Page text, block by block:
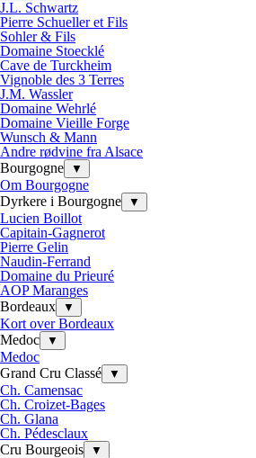
J.L. Schwartz
Pierre Schueller et Fils
Sohler & Fils
Domaine Stoecklé
Cave de Turckheim
Vignoble des 3 Terres
J.M. Wassler
Domaine Wehrlé
Domaine Vieille Forge
Wunsch & Mann
Andre rødvine fra Alsace
Bourgogne
▼
Om Bourgogne
Dyrkere i Bourgogne
▼
Lucien Boillot
Capitain-Gagnerot
Pierre Gelin
Naudin-Ferrand
Domaine du Prieuré
AOP Maranges
Bordeaux
▼
Kort over Bordeaux
Medoc
▼
Medoc
Grand Cru Classé
▼
Ch. Camensac
Ch. Croizet-Bages
Ch. Glana
Ch. Pédesclaux
Cru Bourgeois
▼